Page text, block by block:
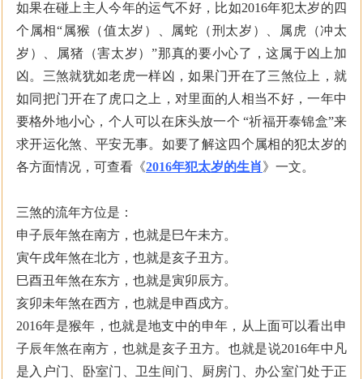
如果在碰上主人今年的运气不好，比如2016年犯太岁的四
个属相“属猴（值太岁）、属蛇（刑太岁）、属虎（冲太
岁）、属猪（害太岁）”那真的要小心了，这属于凶上加
凶。三煞就犹如老虎一样凶，如果门开在了三煞位上，就
如同把门开在了虎口之上，对里面的人相当不好，一年中
要格外地小心，个人可以在床头放一个 “祈福开泰锦盒”来
求开运化煞、平安无事。如要了解这四个属相的犯太岁的
各方面情况，可查看《2016年犯太岁的生肖》一文。
三煞的流年方位是：
申子辰年煞在南方，也就是巳午未方。
寅午戌年煞在北方，也就是亥子丑方。
巳酉丑年煞在东方，也就是寅卯辰方。
亥卯未年煞在西方，也就是申酉戍方。
2016年是猴年，也就是地支中的申年，从上面可以看出申
子辰年煞在南方，也就是亥子丑方。也就是说2016年中凡
是入户门、卧室门、卫生间门、厨房门、办公室门处于正